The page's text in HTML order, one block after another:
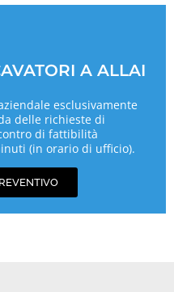
A ALLAI
esclusivamente
delle richieste di
di fattibilità
(in orario di ufficio).